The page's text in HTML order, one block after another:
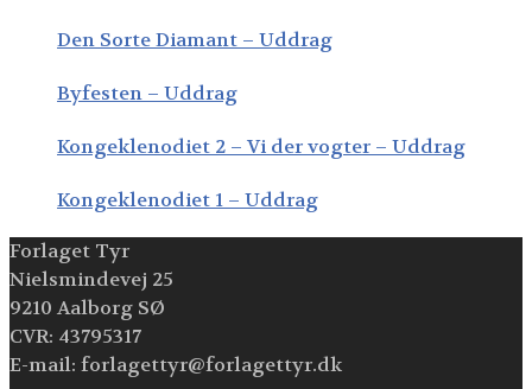
Den Sorte Diamant – Uddrag
Byfesten – Uddrag
Kongeklenodiet 2 – Vi der vogter – Uddrag
Kongeklenodiet 1 – Uddrag
Forlaget Tyr
Nielsmindevej 25
9210 Aalborg SØ
CVR: 43795317
E-mail: forlagettyr@forlagettyr.dk